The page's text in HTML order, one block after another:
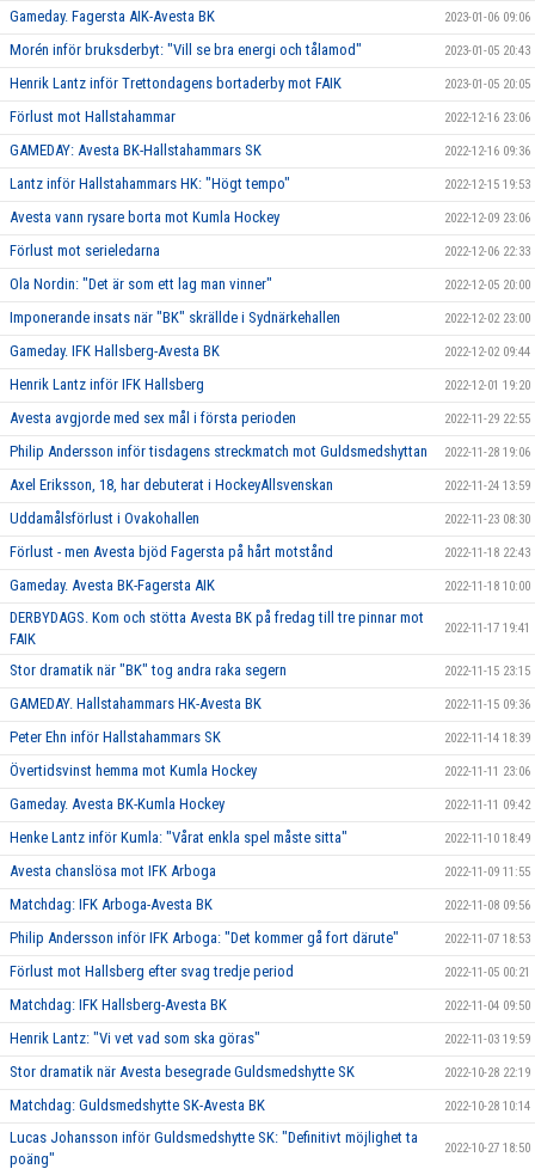
Gameday. Fagersta AIK-Avesta BK 2023-01-06 09:06
Morén inför bruksderbyt: "Vill se bra energi och tålamod" 2023-01-05 20:43
Henrik Lantz inför Trettondagens bortaderby mot FAIK 2023-01-05 20:05
Förlust mot Hallstahammar 2022-12-16 23:06
GAMEDAY: Avesta BK-Hallstahammars SK 2022-12-16 09:36
Lantz inför Hallstahammars HK: "Högt tempo" 2022-12-15 19:53
Avesta vann rysare borta mot Kumla Hockey 2022-12-09 23:06
Förlust mot serieledarna 2022-12-06 22:33
Ola Nordin: "Det är som ett lag man vinner" 2022-12-05 20:00
Imponerande insats när "BK" skrällde i Sydnärkehallen 2022-12-02 23:00
Gameday. IFK Hallsberg-Avesta BK 2022-12-02 09:44
Henrik Lantz inför IFK Hallsberg 2022-12-01 19:20
Avesta avgjorde med sex mål i första perioden 2022-11-29 22:55
Philip Andersson inför tisdagens streckmatch mot Guldsmedshyttan 2022-11-28 19:06
Axel Eriksson, 18, har debuterat i HockeyAllsvenskan 2022-11-24 13:59
Uddamålsförlust i Ovakohallen 2022-11-23 08:30
Förlust - men Avesta bjöd Fagersta på hårt motstånd 2022-11-18 22:43
Gameday. Avesta BK-Fagersta AIK 2022-11-18 10:00
DERBYDAGS. Kom och stötta Avesta BK på fredag till tre pinnar mot
FAIK
2022-11-17 19:41
Stor dramatik när "BK" tog andra raka segern 2022-11-15 23:15
GAMEDAY. Hallstahammars HK-Avesta BK 2022-11-15 09:36
Peter Ehn inför Hallstahammars SK 2022-11-14 18:39
Övertidsvinst hemma mot Kumla Hockey 2022-11-11 23:06
Gameday. Avesta BK-Kumla Hockey 2022-11-11 09:42
Henke Lantz inför Kumla: "Vårat enkla spel måste sitta" 2022-11-10 18:49
Avesta chanslösa mot IFK Arboga 2022-11-09 11:55
Matchdag: IFK Arboga-Avesta BK 2022-11-08 09:56
Philip Andersson inför IFK Arboga: "Det kommer gå fort därute" 2022-11-07 18:53
Förlust mot Hallsberg efter svag tredje period 2022-11-05 00:21
Matchdag: IFK Hallsberg-Avesta BK 2022-11-04 09:50
Henrik Lantz: "Vi vet vad som ska göras" 2022-11-03 19:59
Stor dramatik när Avesta besegrade Guldsmedshytte SK 2022-10-28 22:19
Matchdag: Guldsmedshytte SK-Avesta BK 2022-10-28 10:14
Lucas Johansson inför Guldsmedshytte SK: "Definitivt möjlighet ta
poäng"
2022-10-27 18:50